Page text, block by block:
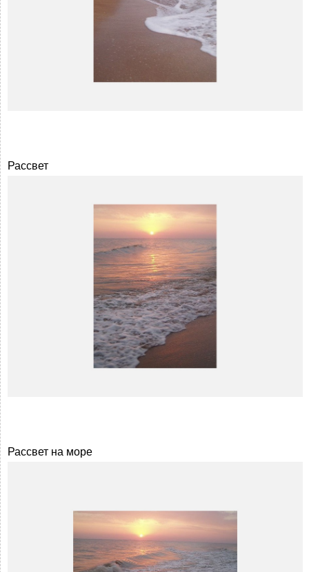
Рассвет
Рассвет на море